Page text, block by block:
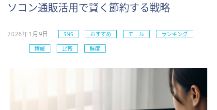
ソコン通販活用で賢く節約する戦略
2026年1月9日 SNS おすすめ モール
ランキング
権威
比較 鮮度